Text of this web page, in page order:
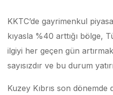
KKTC’de gayrimenkul
kıyasla %40 arttığı bölge,
ilgiyi her geçen gün
sayısızdır ve bu durum
Kuzey Kıbrıs son